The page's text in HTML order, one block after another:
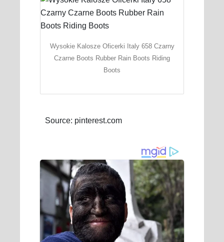
Wysokie Kalosze Oficerki Italy 658 Czarny
Czarne Boots Rubber Rain Boots Riding
Boots
Source: pinterest.com